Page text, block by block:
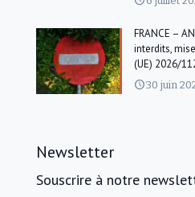
FRANCE –
interdits,
(UE) 2026/
30 juin
Newsletter
Souscrire à notre